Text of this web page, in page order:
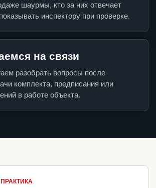
шаурмы, кто за них отвечает
инспектору при проверке.
на связи
разобрать вопросы после
комплекта, предписания или
в работе объекта.